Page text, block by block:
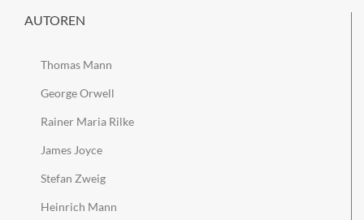
AUTOREN
Thomas Mann
George Orwell
Rainer Maria Rilke
James Joyce
Stefan Zweig
Heinrich Mann